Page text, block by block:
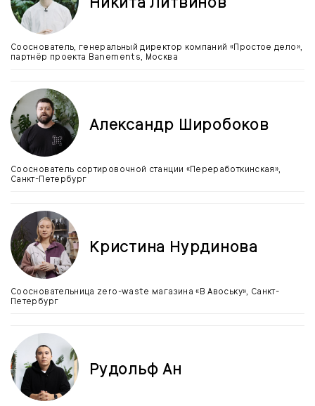
Сооснователь, генеральный директор компаний «Простое дело»,
партнёр проекта Banements, Москва
Александр Широбоков
Сооснователь сортировочной станции «Переработкинская»,
Санкт-Петербург
Кристина Нурдинова
Соосновательница zero-waste магазина «В Авоську», Санкт-
Петербург
Рудольф Ан